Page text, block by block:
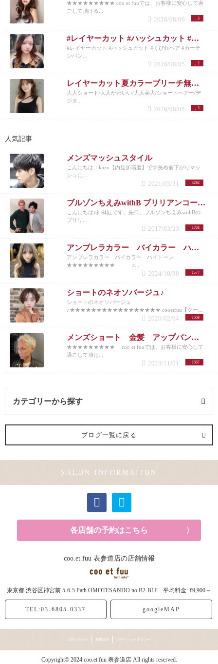
★★★★★★★★★ coo et fuuでは、お客様に安心して過
ごして頂ける...
3
2026/08/06
#レイヤーカット #ハッシュカット #くびれヘア #カーテンバング #インナーカラー
#レイヤーカット #ハッシュカット #くびれヘア #カーテ
ンバン...
2
2026/08/05
レイヤーカット夏カラーブリーチ無しカラー
大人ショート/大人かわいい/大人美人/ショートヘアー/デ
ジタ...
3
2026/08/05
人気記事
メンズマッシュスタイル
こんにちは！kazu【内見加瑞磨】です長め前下がりマッ
シュに...
4284
2021/03/31
ブルゾンちえみwithB ブリリアンコージ君♪
こんにちは♪神林匠です。先日、ブルゾンちえみwithBの
ブリリ...
1703
2017/03/23
アンブレラカラー バイカラー ハイトーン
アンブレラカラー バイカラー ハイトーン
★★★★★★★★★ c...
1577
2024/10/30
ショートのネオソバージュ♪
ショートのネオソバージュ
♪★★★★★★★★★★★★★★★★★ cooetfuu【クー...
1568
2020/02/04
メンズショート 金髪 アップバング 10代20代30代40代50代
★★★★★★★★★ coo et fuuでは、お客様に安心して
過ごして頂け...
1567
2023/11/01
カテゴリーから探す
メンズカット (1記事)
ブログ一覧に戻る
SALON INFORMATION
各店舗の予約はこちら
coo.et.fuu 表参道店の店舗情報
東京都 渋谷区神宮前 5-6-5 Path OMOTESANDO no B2-B1F 平均料金: ¥9,900～
TEL:03-6805-0337 googleMAP
お問い合わせ 利用規約 プライバシーポリシー
Copyright© 2024 coo.et.fuu 表参道店 All rights reserved.